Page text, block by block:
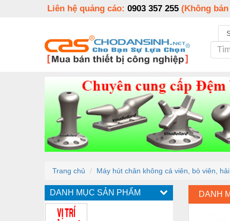
Liên hệ quảng cáo: 0903 357 255 (Không
Trang chủ Máy hút chân không cá viên, bò viên,
DANH MỤC SẢN PHẨM DANH